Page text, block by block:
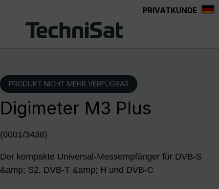
PRIVATKUNDE
PRODUKT NICHT MEHR VERFÜGBAR
Digimeter M3 Plus
(0001/3438)
Der kompakte Universal-Messempfänger für DVB-S
&amp; S2, DVB-T &amp; H und DVB-C